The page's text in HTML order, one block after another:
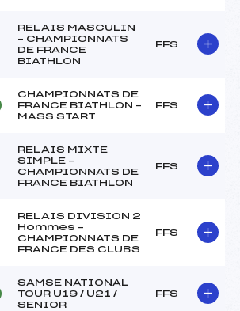
RELAIS MASCULIN
– CHAMPIONNATS
DE FRANCE
BIATHLON
FFS
CHAMPIONNATS DE
FRANCE BIATHLON –
MASS START
FFS
RELAIS MIXTE
SIMPLE –
CHAMPIONNATS DE
FRANCE BIATHLON
FFS
RELAIS DIVISION 2
Hommes –
CHAMPIONNATS DE
FRANCE DES CLUBS
FFS
SAMSE NATIONAL
TOUR U19 / U21 /
SENIOR
FFS